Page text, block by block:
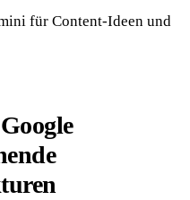
für Content-Ideen und